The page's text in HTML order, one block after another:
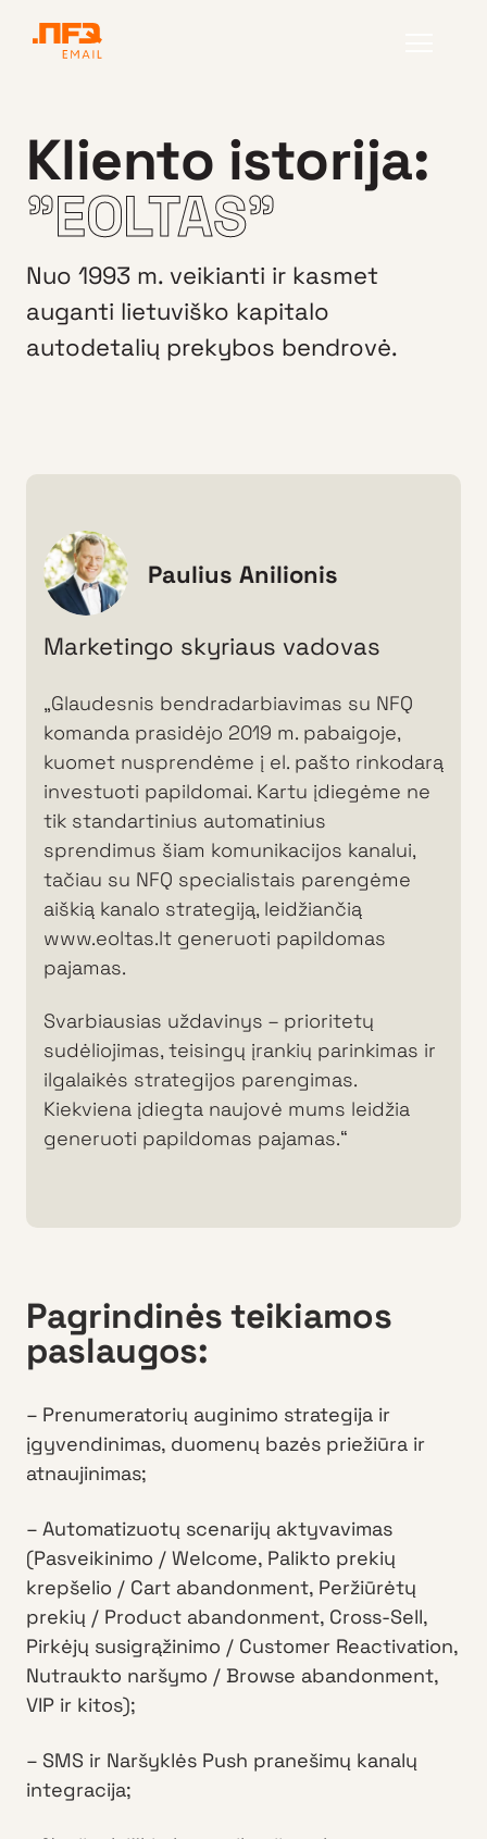
Kliento istorija:
"EOLTAS"
Nuo 1993 m. veikianti ir kasmet
auganti lietuviško kapitalo
autodetalių prekybos bendrovė.
Paulius Anilionis
Marketingo skyriaus vadovas
„Glaudesnis bendradarbiavimas su NFQ
komanda prasidėjo 2019 m. pabaigoje,
kuomet nusprendėme į el. pašto rinkodarą
investuoti papildomai. Kartu įdiegėme ne
tik standartinius automatinius
sprendimus šiam komunikacijos kanalui,
tačiau su NFQ specialistais parengėme
aiškią kanalo strategiją, leidžiančią
www.eoltas.lt generuoti papildomas
pajamas.
Svarbiausias uždavinys – prioritetų
sudėliojimas, teisingų įrankių parinkimas ir
ilgalaikės strategijos parengimas.
Kiekviena įdiegta naujovė mums leidžia
generuoti papildomas pajamas.“
Pagrindinės teikiamos
paslaugos:
– Prenumeratorių auginimo strategija ir
įgyvendinimas, duomenų bazės priežiūra ir
atnaujinimas;
– Automatizuotų scenarijų aktyvavimas
(Pasveikinimo / Welcome, Palikto prekių
krepšelio / Cart abandonment, Peržiūrėtų
prekių / Product abandonment, Cross-Sell,
Pirkėjų susigrąžinimo / Customer Reactivation,
Nutraukto naršymo / Browse abandonment,
VIP ir kitos);
– SMS ir Naršyklės Push pranešimų kanalų
integracija;